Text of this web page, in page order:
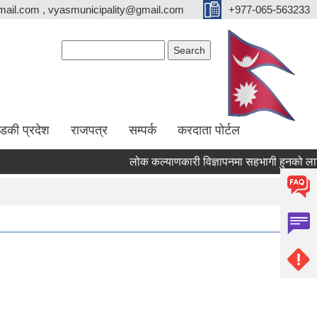
, vyasmunicipality@gmail.com +977-065-563233
प्रदेश राजपत्र सम्पर्क करदाता पोर्टल
लोक कल्याणकारी विज्ञापनमा सहभागी हुनको